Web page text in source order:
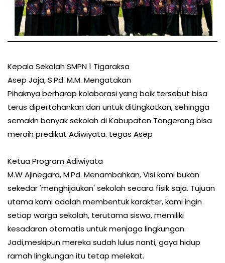
Kepala Sekolah SMPN 1 Tigaraksa
Asep Jaja, S.Pd. M.M. Mengatakan
Pihaknya berharap kolaborasi yang baik tersebut bisa
terus dipertahankan dan untuk ditingkatkan, sehingga
semakin banyak sekolah di Kabupaten Tangerang bisa
meraih predikat Adiwiyata. tegas Asep
Ketua Program Adiwiyata
M.W Ajinegara, M.Pd. Menambahkan, Visi kami bukan
sekedar 'menghijaukan' sekolah secara fisik saja. Tujuan
utama kami adalah membentuk karakter, kami ingin
setiap warga sekolah, terutama siswa, memiliki
kesadaran otomatis untuk menjaga lingkungan.
Jadi,meskipun mereka sudah lulus nanti, gaya hidup
ramah lingkungan itu tetap melekat.